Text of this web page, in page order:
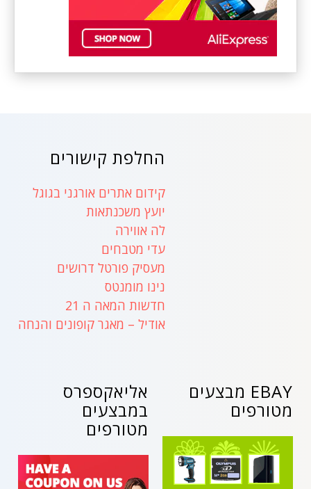
החלפת קישורים
קידום אתרים אורגני בגוגל
יועץ משכנתאות
לה אווירה
עדי מטבחים
מעסיק פורטל דרושים
נינו מומנטס
חדשות המאה ה 21
אודיל – מאגר קופונים והנחה
אליאקספרס
במבצעים
מטורפים
EBAY מבצעים
מטורפים